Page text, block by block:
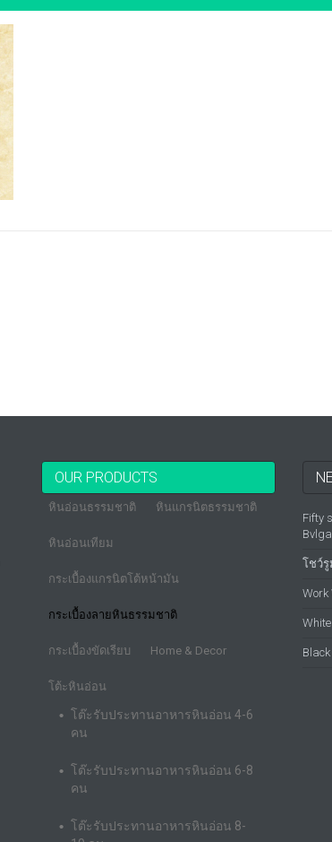
OUR PRODUCTS
หินอ่อนธรรมชาติ หินแกรนิตธรรมชาติ
หินอ่อนเทียม
กระเบื้องแกรนิตโต้หน้ามัน
กระเบื้องลายหินธรรมชาติ
กระเบื้องขัดเรียบ Home & Decor
โต้ะหินอ่อน
โต๊ะรับประทานอาหารหินอ่อน 4-6
คน
โต๊ะรับประทานอาหารหินอ่อน 6-8
คน
โต๊ะรับประทานอาหารหินอ่อน 8-
Fifty
โชว์
Work